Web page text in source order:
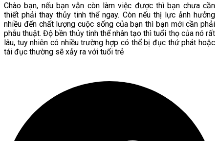
Chào bạn, nếu bạn vẫn còn làm việc được thì bạn chưa cần
thiết phải thay thủy tinh thể ngay. Còn nếu thị lực ảnh hưởng
nhiều đến chất lượng cuộc sống của bạn thì bạn mới cần phải
phẫu thuật. Độ bền thủy tinh thể nhân tạo thì tuổi thọ của nó rất
lâu, tuy nhiên có nhiều trường hợp có thể bị đục thứ phát hoặc
tái đục thường sẽ xảy ra với tuổi trẻ